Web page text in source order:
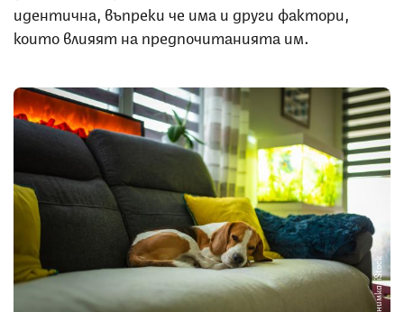
идентична, въпреки че има и други фактори,
които влияят на предпочитанията им.
Снимка: iStock